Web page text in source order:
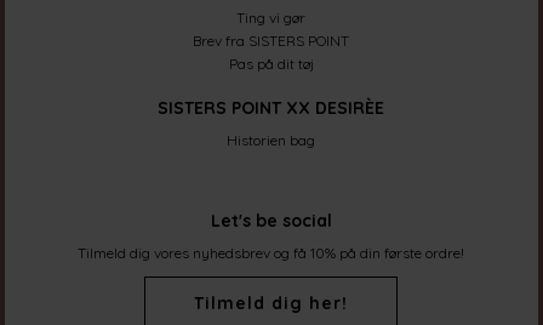
Ting vi gør
Brev fra SISTERS POINT
Pas på dit tøj
SISTERS POINT XX DESIRÈE
Historien bag
Let's be social
Tilmeld dig vores nyhedsbrev og få 10% på din første ordre!
Tilmeld dig her!